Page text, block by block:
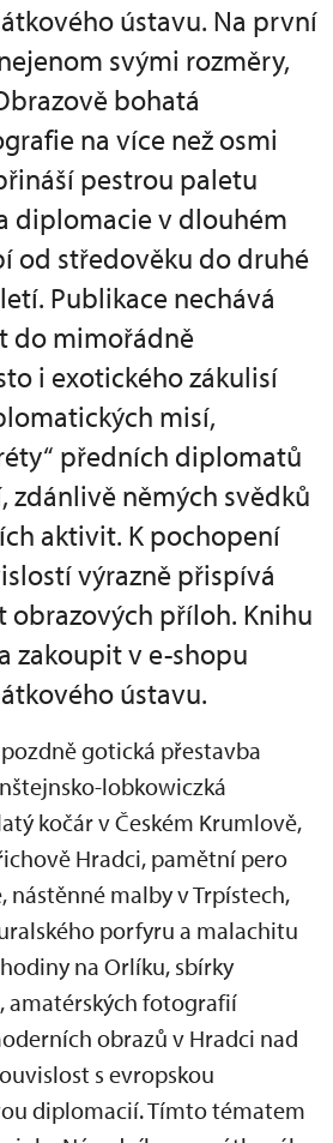
ústavu. Na první
svými rozměry,
bohatá
na více než osmi
pestrou paletu
diplomacie v dlouhém
od středověku do druhé
Publikace nechává
do mimořádně
i exotického zákulisí
misí,
předních diplomatů
zdánlivě němých svědků
aktivit. K pochopení
výrazně přispívá
obrazových příloh. Knihu
zakoupit v e-shopu
ústavu.
gotická přestavba
lobkowiczká
kočár v Českém Krumlově,
Hradci, pamětní pero
nástěnné malby v Trpístech,
porfyru a malachitu
na Orlíku, sbírky
amatérských fotografií
obrazů v Hradci nad
s evropskou
diplomacií. Tímto tématem